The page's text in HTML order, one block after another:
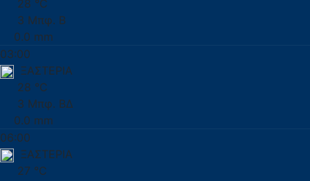
28 °C
3 Μπφ. Β
0.0 mm
03:00
ΞΑΣΤΕΡΙΑ
28 °C
3 Μπφ. ΒΔ
0.0 mm
06:00
ΞΑΣΤΕΡΙΑ
27 °C